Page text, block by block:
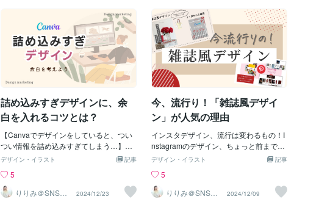
かどうか？・改善できるかどうか？皆さ
んも聞き飽きた話かもしれないけど、本
当にここだと思います。続けると、投稿
の質が改善されてきます。だから継続が
力になる。私のサポートは、誰かに見ら
れているからやり続けなきゃな。。。も
サポートしています。そこが大事なの
はフォローしてくれている人しか見るこ
とができません。感情を伝えるにはスト
ーリーズです。苦手という方もいらっし
ゃると思いますが、ストーリーズには型
があります。難しいと思ってる方も、最
低1日1回は上げるようにしましょう。イ
ンスタ運用代行のサービスにはコンサル
もついております。ぜひお試しくださ
い。藤川りりみ
アカウントになってしまいます。なの
で、必ず、クライアントさんから、原稿
をいただき、それに合ったデザインをご
用意しています。「なんでもいいから作
ってください」は、できないという事で
す。とは言っても、どうやったらターゲ
ットに刺さるか・・・しっかり考えて、
ご提案させていただいてます。ご不明な
点があればぜひご相談くださいませ☺️藤
川りりみ
詰め込みすぎデザインに、余
白を入れるコツとは？
【Canvaでデザインをしていると、つい
つい情報を詰め込みすぎてしまう…】文
字や画像、アイコンを盛り込みすぎて、
ってしまうこと、ありますよね。実は、
余白はデザインにとって「呼吸」のよう
なもの。スペースを取ることで視認性が
記事
デザイン・イラスト
5
りりみ＠SNSイ
ンスタ運用
2024/12/23
今、流行り！「雑誌風デザイ
ン」が人気の理由
インスタデザイン、流行は変わるもの！I
nstagramのデザイン、ちょっと前までは
『THE インスタ』な加工感が主流でした
ゃれ、そして雑誌のようなデザインが流
行り出しています！私自身も「雑誌風」
のご提案をお客様にすると、反応いい
記事
デザイン・イラスト
5
りりみ＠SNSイ
ンスタ運用
2024/12/09